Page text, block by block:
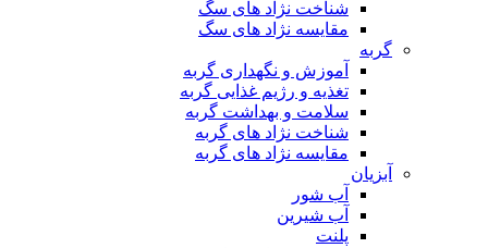
شناخت نژاد های سگ
مقایسه نژاد های سگ
گربه
آموزش و نگهداری گربه
تغذیه و رژیم غذایی گربه
سلامت و بهداشت گربه
شناخت نژاد های گربه
مقایسه نژاد های گربه
آبزیان
آب شور
آب شیرین
پلنت